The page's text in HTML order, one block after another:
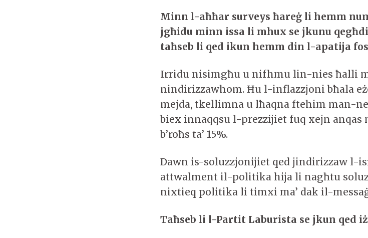
Minn l-aħħar surveys ħareġ li hemm
jgħidu minn issa li mhux se jkunu
taħseb li qed ikun hemm din l-apatija
Irridu nisimgħu u nifhmu lin-nies ħalli
nindirizzawhom. Ħu l-inflazzjoni bħala
mejda, tkellimna u lħaqna ftehim man-
biex innaqqsu l-prezzijiet fuq xejn anqas
b’roħs ta’ 15%.
Dawn is-soluzzjonijiet qed jindirizzaw l-
attwalment il-politika hija li nagħtu
nixtieq politika li timxi ma’ dak il-
Taħseb li l-Partit Laburista se jkun qed